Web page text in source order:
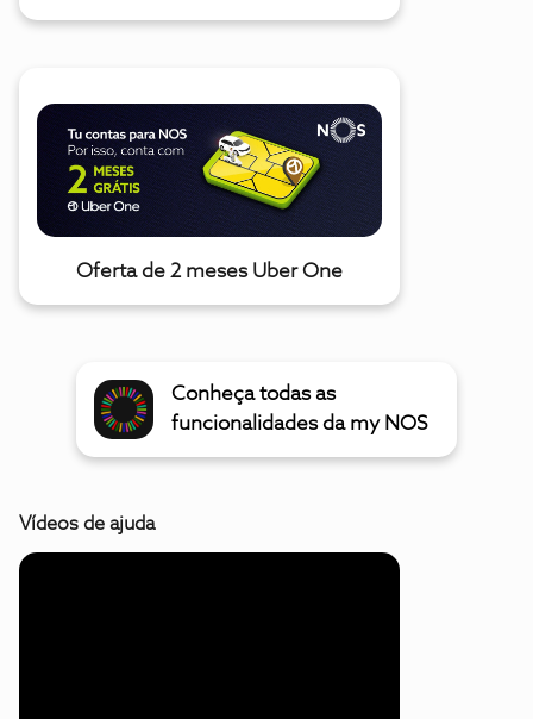
Oferta de 2 meses Uber One
Conheça todas as
funcionalidades da my NOS
Vídeos de ajuda